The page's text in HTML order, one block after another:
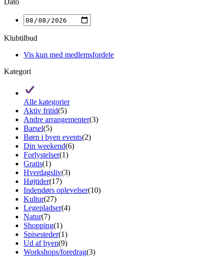
Dato
Klubtilbud
Vis kun med medlemsfordele
Kategori
Alle kategorier
Aktiv fritid(5)
Andre arrangementer(3)
Barsel(5)
Børn i byen events(2)
Din weekend(6)
Forlystelser(1)
Gratis(1)
Hverdagsliv(3)
Højtider(17)
Indendørs oplevelser(10)
Kultur(27)
Legepladser(4)
Natur(7)
Shopping(1)
Spisesteder(1)
Ud af byen(9)
Workshops/foredrag(3)